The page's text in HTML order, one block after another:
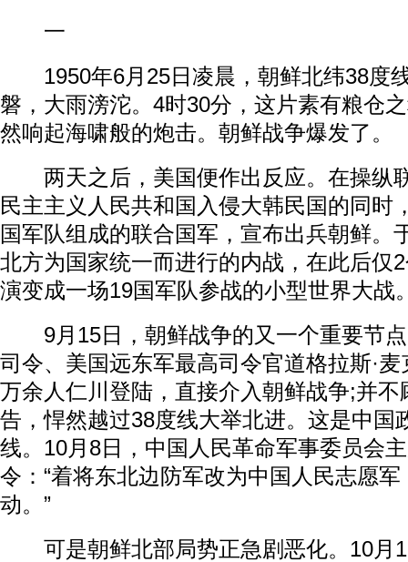
一
1950年6月25日凌晨，朝鲜北纬38度
磐，大雨滂沱。4时30分，这片素有粮仓
然响起海啸般的炮击。朝鲜战争爆发了。
两天之后，美国便作出反应。在操纵
民主主义人民共和国入侵大韩民国的同时
国军队组成的联合国军，宣布出兵朝鲜。
北方为国家统一而进行的内战，在此后仅
演变成一场19国军队参战的小型世界大战
9月15日，朝鲜战争的又一个重要节点
司令、美国远东军最高司令官道格拉斯·
万余人仁川登陆，直接介入朝鲜战争;并
告，悍然越过38度线大举北进。这是中国
线。10月8日，中国人民革命军事委员会
令：“着将东北边防军改为中国人民志愿
动。”
可是朝鲜北部局势正急剧恶化。10月